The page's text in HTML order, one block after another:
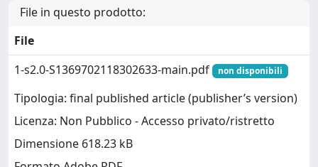
File in questo prodotto:
File
1-s2.0-S1369702118302633-main.pdf
non disponibili
Tipologia: final published article (publisher’s version)
Licenza: Non Pubblico - Accesso privato/ristretto
Dimensione 618.23 kB